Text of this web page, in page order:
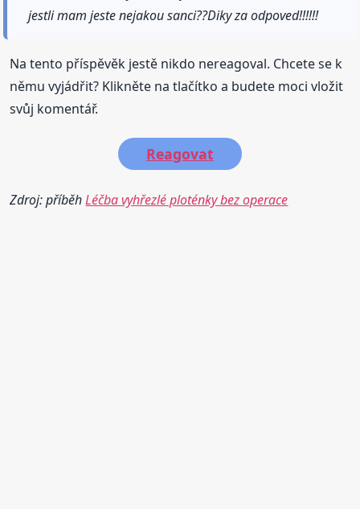
jestli mam jeste nejakou sanci??Diky za odpoved!!!!!!
Na tento příspěvěk jestě nikdo nereagoval. Chcete se k
němu vyjádřit? Klikněte na tlačítko a budete moci vložit
svůj komentář.
Reagovat
Zdroj: příběhLéčba vyhřezlé ploténky bez operace